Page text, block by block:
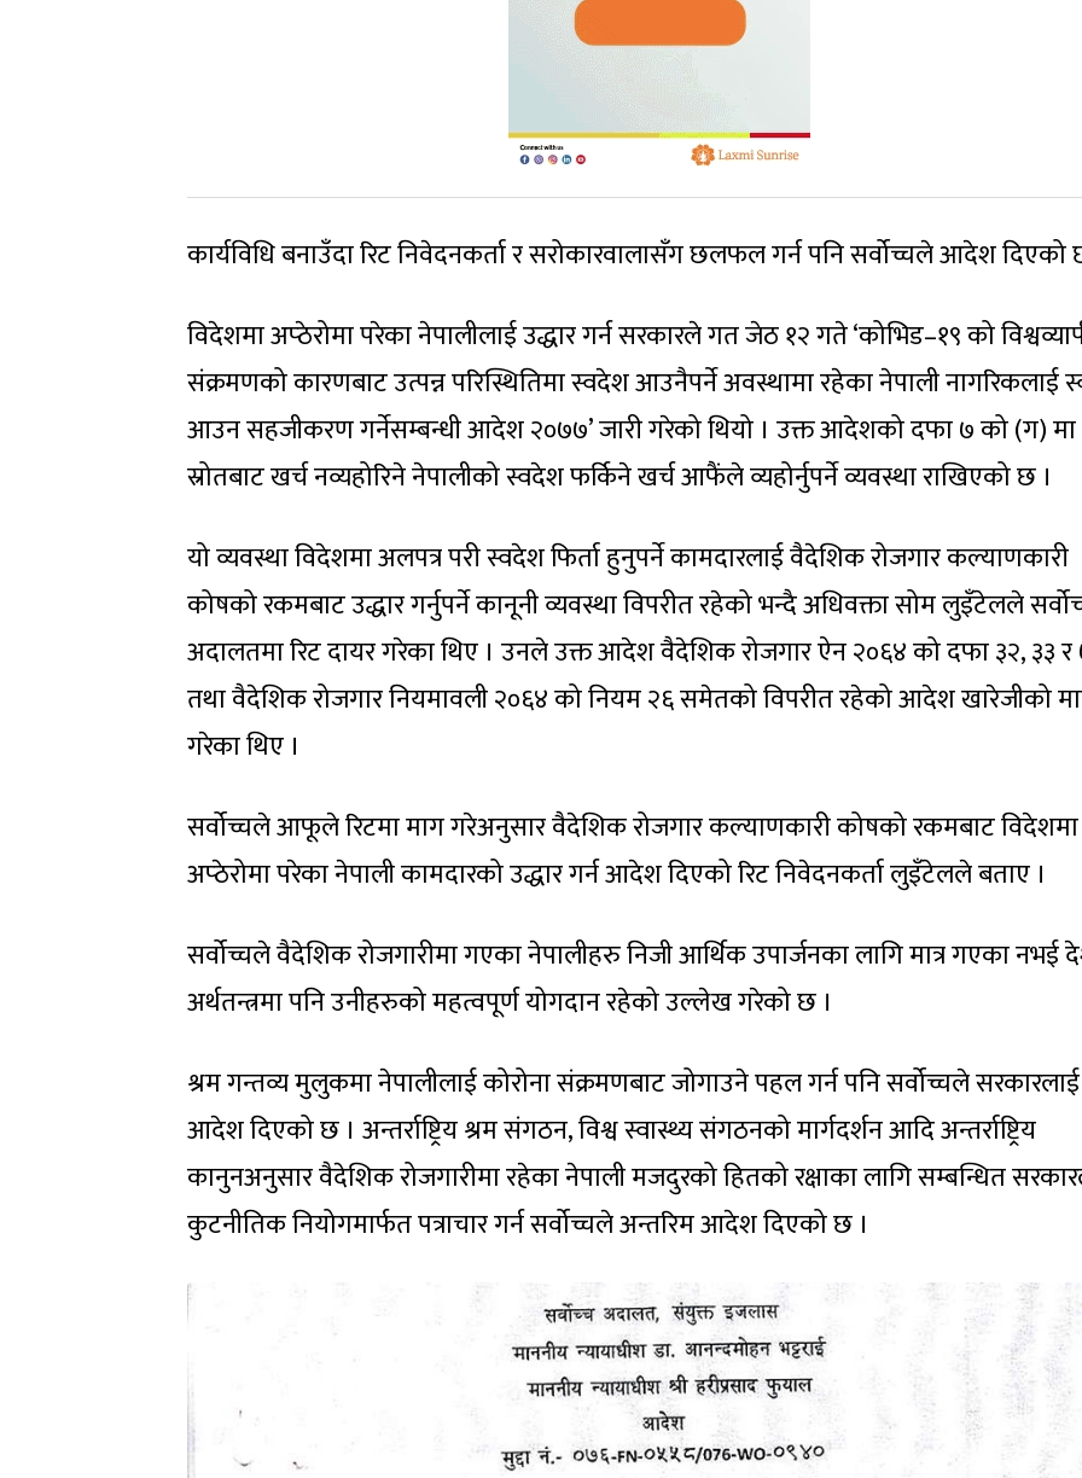
कार्यविधि बनाउँदा रिट निवेदनकर्ता र सरोकारवालासँग छलफल गर्न पनि सर्वोच्चले आदेश दिएको
विदेशमा अप्ठेरोमा परेका नेपालीलाई उद्धार गर्न सरकारले गत जेठ १२ गते ‘कोभिड–१९ को
संक्रमणको कारणबाट उत्पन्न परिस्थितिमा स्वदेश आउनैपर्ने अवस्थामा रहेका नेपाली नागरिकलाई
आउन सहजीकरण गर्नेसम्बन्धी आदेश २०७७’ जारी गरेको थियो । उक्त आदेशको दफा ७ को (ग)
स्रोतबाट खर्च नव्यहोरिने नेपालीको स्वदेश फर्किने खर्च आफैंले व्यहोर्नुपर्ने व्यवस्था राखिएको छ ।
यो व्यवस्था विदेशमा अलपत्र परी स्वदेश फिर्ता हुनुपर्ने कामदारलाई वैदेशिक रोजगार कल्याणकारी
कोषको रकमबाट उद्धार गर्नुपर्ने कानूनी व्यवस्था विपरीत रहेको भन्दै अधिवक्ता सोम लुइँटेलले
अदालतमा रिट दायर गरेका थिए । उनले उक्त आदेश वैदेशिक रोजगार ऐन २०६४ को दफा ३२, ३३
तथा वैदेशिक रोजगार नियमावली २०६४ को नियम २६ समेतको विपरीत रहेको आदेश खारेजीको
गरेका थिए ।
सर्वोच्चले आफूले रिटमा माग गरेअनुसार वैदेशिक रोजगार कल्याणकारी कोषको रकमबाट विदेशमा
अप्ठेरोमा परेका नेपाली कामदारको उद्धार गर्न आदेश दिएको रिट निवेदनकर्ता लुइँटेलले बताए ।
सर्वोच्चले वैदेशिक रोजगारीमा गएका नेपालीहरु निजी आर्थिक उपार्जनका लागि मात्र गएका नभई
अर्थतन्त्रमा पनि उनीहरुको महत्वपूर्ण योगदान रहेको उल्लेख गरेको छ ।
श्रम गन्तव्य मुलुकमा नेपालीलाई कोरोना संक्रमणबाट जोगाउने पहल गर्न पनि सर्वोच्चले सरकारलाई
आदेश दिएको छ । अन्तर्राष्ट्रिय श्रम संगठन, विश्व स्वास्थ्य संगठनको मार्गदर्शन आदि अन्तर्राष्ट्रिय
कानुनअनुसार वैदेशिक रोजगारीमा रहेका नेपाली मजदुरको हितको रक्षाका लागि सम्बन्धित
कुटनीतिक नियोगमार्फत पत्राचार गर्न सर्वोच्चले अन्तरिम आदेश दिएको छ ।